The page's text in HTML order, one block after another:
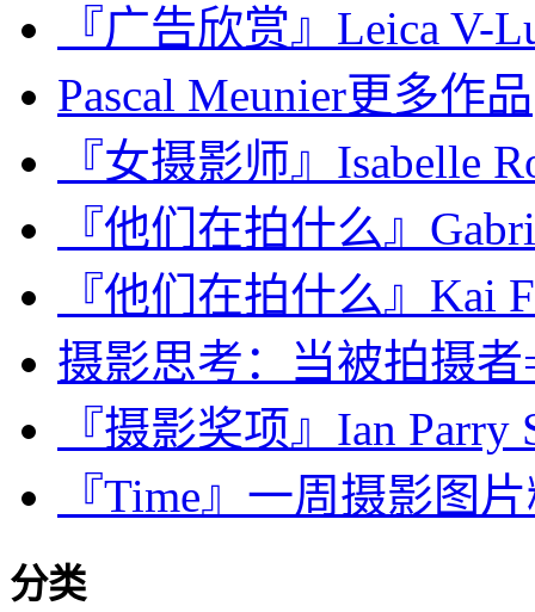
『广告欣赏』Leica V-
Pascal Meunier更多作品
『女摄影师』Isabelle
『他们在拍什么』
『他们在拍什么』Kai
摄影思考：当被拍摄
『摄影奖项』Ian Parry
『Time』一周摄影图
分类